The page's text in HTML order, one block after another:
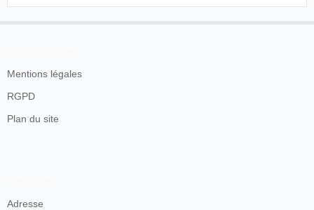
Mentions légales
RGPD
Plan du site
Adresse